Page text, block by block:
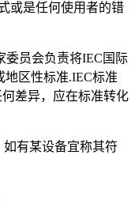
或是任何使用者的错
委员会负责将IEC国际
区性标准.IEC标准
差异，应在标准转化
有某设备宜称其符